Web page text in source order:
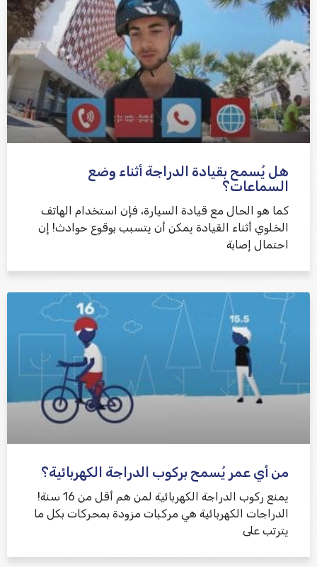
هل يُسمح بقيادة الدراجة أثناء وضع
السماعات؟
كما هو الحال مع قيادة السيارة، فإن استخدام الهاتف
الخلوي أثناء القيادة يمكن أن يتسبب بوقوع حوادث! إن
احتمال إصابة
من أي عمر يُسمح بركوب الدراجة الكهربائية؟
يمنع ركوب الدراجة الكهربائية لمن هم أقل من 16 سنة!
الدراجات الكهربائية هي مركبات مزودة بمحركات بكل ما
يترتب على